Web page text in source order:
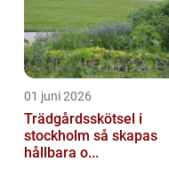
01 juni 2026
Trädgårdsskötsel i
stockholm så skapas
hållbara o...